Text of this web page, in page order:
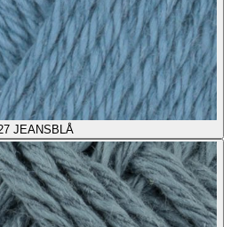
JEANSBLÅ